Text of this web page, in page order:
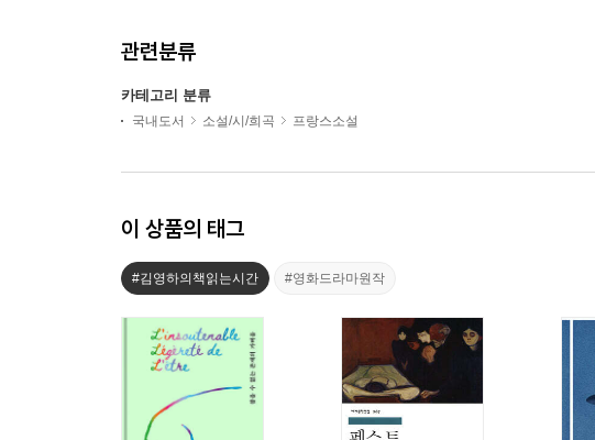
관련분류
카테고리 분류
국내도서 소설/시/희곡 프랑스소설
이 상품의 태그
#김영하의책읽는시간 #영화드라마원작